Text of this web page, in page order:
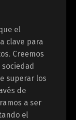
el
clave para
Creemos
superar los
de
a ser
el